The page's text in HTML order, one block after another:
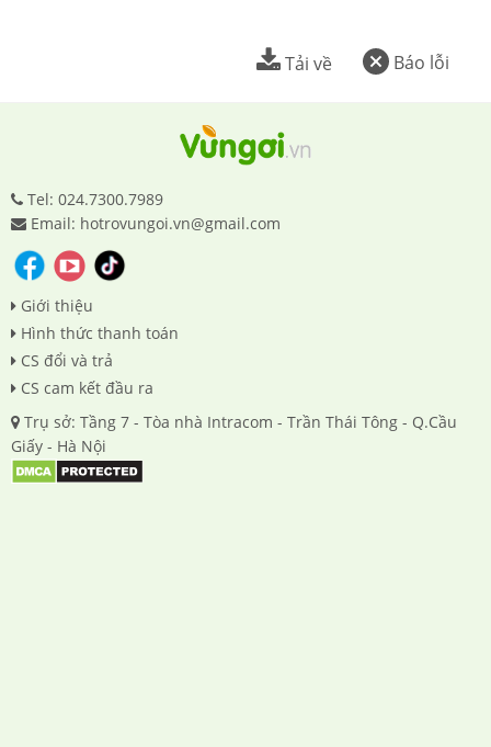
Báo lỗi
Tải về
Tel: 024.7300.7989
Email: hotrovungoi.vn@gmail.com
Giới thiệu
Hình thức thanh toán
CS đổi và trả
CS cam kết đầu ra
Trụ sở: Tầng 7 - Tòa nhà Intracom - Trần Thái Tông - Q.Cầu
Giấy - Hà Nội